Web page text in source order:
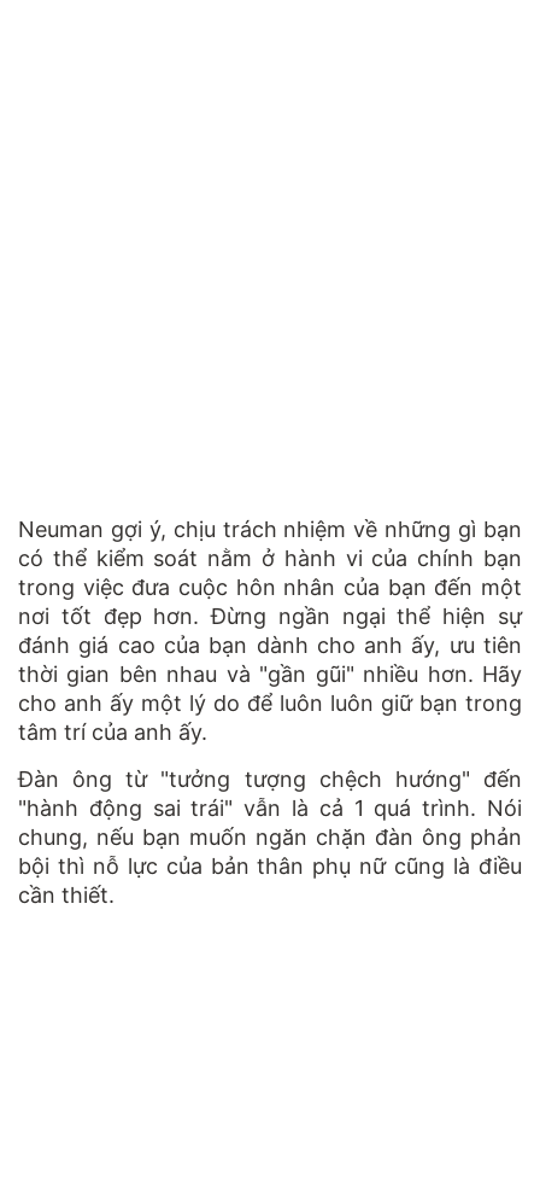
Neuman gợi ý, chịu trách nhiệm về những gì bạn
có thể kiểm soát nằm ở hành vi của chính bạn
trong việc đưa cuộc hôn nhân của bạn đến một
nơi tốt đẹp hơn. Đừng ngần ngại thể hiện sự
đánh giá cao của bạn dành cho anh ấy, ưu tiên
thời gian bên nhau và "gần gũi" nhiều hơn. Hãy
cho anh ấy một lý do để luôn luôn giữ bạn trong
tâm trí của anh ấy.
Đàn ông từ "tưởng tượng chệch hướng" đến
"hành động sai trái" vẫn là cả 1 quá trình. Nói
chung, nếu bạn muốn ngăn chặn đàn ông phản
bội thì nỗ lực của bản thân phụ nữ cũng là điều
cần thiết.